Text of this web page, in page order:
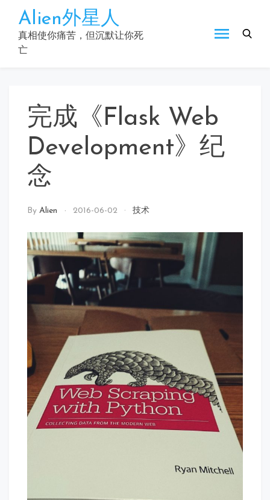
content
Alien外星人
真相使你痛苦，但沉默让你死
亡
完成《Flask Web
Development》纪
念
By Alien 2016-06-02 技术